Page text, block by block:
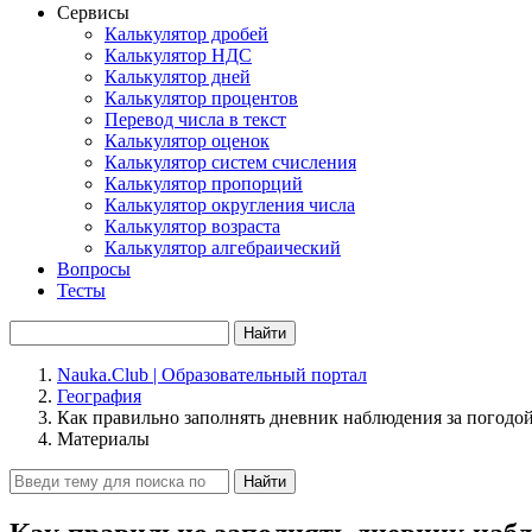
Сервисы
Калькулятор дробей
Калькулятор НДС
Калькулятор дней
Калькулятор процентов
Перевод числа в текст
Калькулятор оценок
Калькулятор систем счисления
Калькулятор пропорций
Калькулятор округления числа
Калькулятор возраста
Калькулятор алгебраический
Вопросы
Тесты
Найти
Nauka.Club | Образовательный портал
География
Как правильно заполнять дневник наблюдения за
Материалы
Найти